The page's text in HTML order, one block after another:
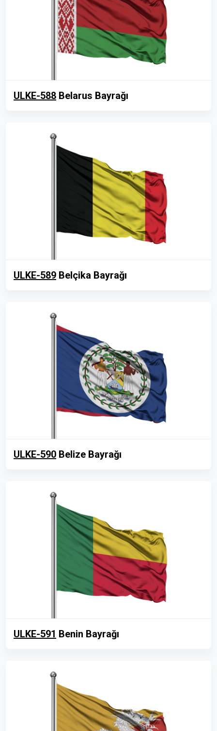
ULKE-588 Belarus Bayrağı
ULKE-589 Belçika Bayrağı
ULKE-590 Belize Bayrağı
ULKE-591 Benin Bayrağı